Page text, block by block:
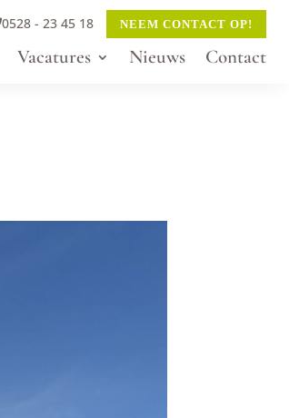
0528 - 23 45 18 NEEM CONTACT OP!
Vacatures Nieuws Contact